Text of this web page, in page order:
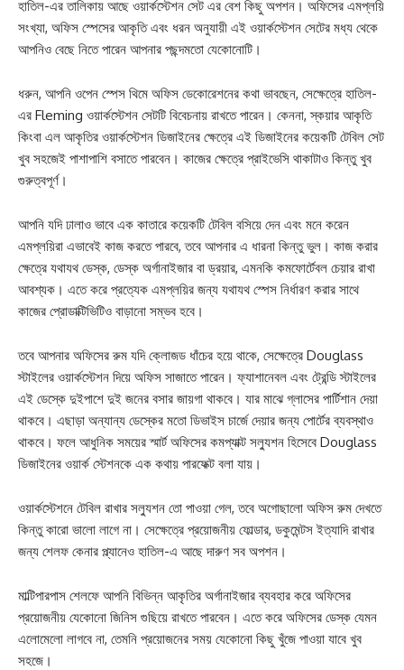
হাতিল-এর তালিকায় আছে ওয়ার্কস্টেশন সেট এর বেশ কিছু অপশন। অফিসের এমপ্লয়ি
সংখ্যা, অফিস স্পেসের আকৃতি এবং ধরন অনুযায়ী এই ওয়ার্কস্টেশন সেটের মধ্য থেকে
আপনিও বেছে নিতে পারেন আপনার পছন্দমতো যেকোনোটি।
ধরুন, আপনি ওপেন স্পেস থিমে অফিস ডেকোরেশনের কথা ভাবছেন, সেক্ষেত্রে হাতিল-
এর Fleming ওয়ার্কস্টেশন সেটটি বিবেচনায় রাখতে পারেন। কেননা, স্কয়ার আকৃতি
কিংবা এল আকৃতির ওয়ার্কস্টেশন ডিজাইনের ক্ষেত্রে এই ডিজাইনের কয়েকটি টেবিল সেট
খুব সহজেই পাশাপাশি বসাতে পারবেন। কাজের ক্ষেত্রে প্রাইভেসি থাকাটাও কিন্তু খুব
গুরুত্বপূর্ণ।
আপনি যদি ঢালাও ভাবে এক কাতারে কয়েকটি টেবিল বসিয়ে দেন এবং মনে করেন
এমপ্লয়িরা এভাবেই কাজ করতে পারবে, তবে আপনার এ ধারনা কিন্তু ভুল। কাজ করার
ক্ষেত্রে যথাযথ ডেস্ক, ডেস্ক অর্গানাইজার বা ড্রয়ার, এমনকি কমফোর্টেবল চেয়ার রাখা
আবশ্যক। এতে করে প্রত্যেক এমপ্লয়ির জন্য যথাযথ স্পেস নির্ধারণ করার সাথে
কাজের প্রোডাক্টিভিটিও বাড়ানো সম্ভব হবে।
তবে আপনার অফিসের রুম যদি ক্লোজড ধাঁচের হয়ে থাকে, সেক্ষেত্রে Douglass
স্টাইলের ওয়ার্কস্টেশন দিয়ে অফিস সাজাতে পারেন। ফ্যাশানেবল এবং ট্রেন্ডি স্টাইলের
এই ডেস্কে দুইপাশে দুই জনের বসার জায়গা থাকবে। যার মাঝে গ্লাসের পার্টিশান দেয়া
থাকবে। এছাড়া অন্যান্য ডেস্কের মতো ডিভাইস চার্জে দেয়ার জন্য পোর্টের ব্যবস্থাও
থাকবে। ফলে আধুনিক সময়ের স্মার্ট অফিসের কমপ্যাক্ট সল্যুশন হিসেবে Douglass
ডিজাইনের ওয়ার্ক স্টেশনকে এক কথায় পারফেক্ট বলা যায়।
ওয়ার্কস্টেশনে টেবিল রাখার সল্যুশন তো পাওয়া গেল, তবে অগোছালো অফিস রুম দেখতে
কিন্তু কারো ভালো লাগে না। সেক্ষেত্রে প্রয়োজনীয় ফোল্ডার, ডকুমেন্টস ইত্যাদি রাখার
জন্য শেলফ কেনার প্ল্যানেও হাতিল-এ আছে দারুণ সব অপশন।
মাল্টিপারপাস শেলফে আপনি বিভিন্ন আকৃতির অর্গানাইজার ব্যবহার করে অফিসের
প্রয়োজনীয় যেকোনো জিনিস গুছিয়ে রাখতে পারবেন। এতে করে অফিসের ডেস্ক যেমন
এলোমেলো লাগবে না, তেমনি প্রয়োজনের সময় যেকোনো কিছু খুঁজে পাওয়া যাবে খুব
সহজে।